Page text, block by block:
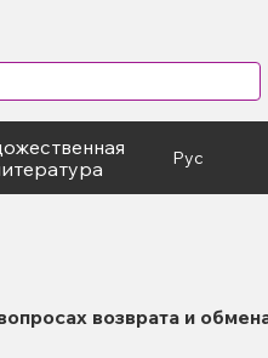
Рус
возврата и